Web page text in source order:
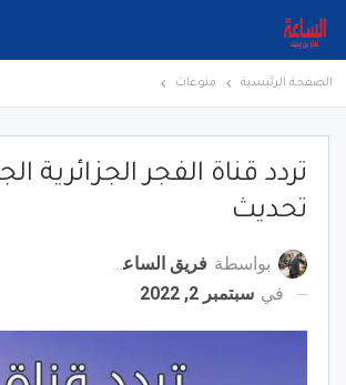
الصفحة الرئيسية منوعات
تردد قناة الفجر الجزائرية
تحديث
بواسطة فريق الساعة برس
في سبتمبر 2, 2022